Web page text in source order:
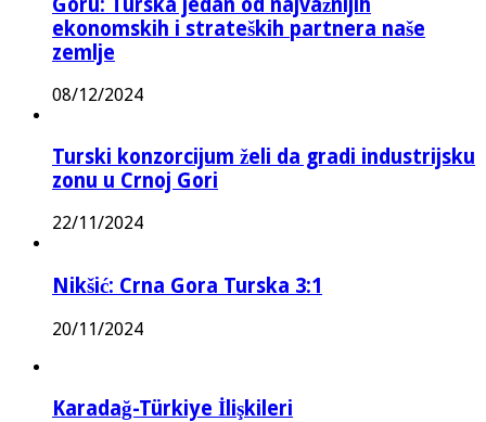
Goru: Turska jedan od najvažnijih
ekonomskih i strateških partnera naše
zemlje
08/12/2024
Turski konzorcijum želi da gradi industrijsku
zonu u Crnoj Gori
22/11/2024
Nikšić: Crna Gora Turska 3:1
20/11/2024
Karadağ-Türkiye İlişkileri